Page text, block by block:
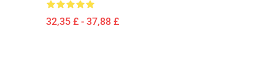
32,35 £ - 37,88 £